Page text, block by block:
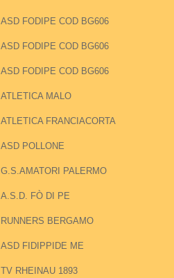
ASD FODIPE COD BG606
ASD FODIPE COD BG606
ASD FODIPE COD BG606
ATLETICA MALO
ATLETICA FRANCIACORTA
ASD POLLONE
G.S.AMATORI PALERMO
A.S.D. FÒ DI PE
RUNNERS BERGAMO
ASD FIDIPPIDE ME
TV RHEINAU 1893